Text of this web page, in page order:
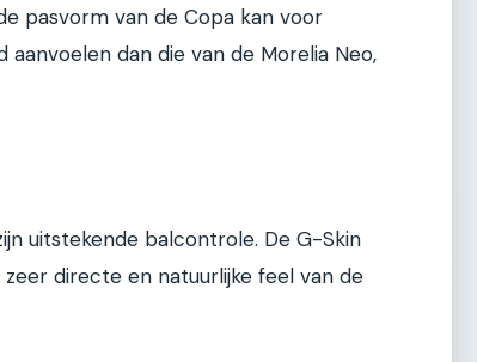
pasvorm van de Copa kan voor
dan die van de Morelia Neo,
uitstekende balcontrole. De G-Skin
directe en natuurlijke feel van de